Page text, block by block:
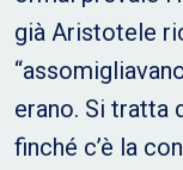
già Aristotele
erano. Si tratta
finché c’è la